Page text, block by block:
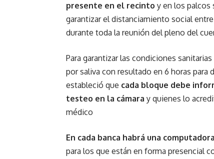
presente en el recinto y en los palcos
garantizar el distanciamiento social
durante toda la reunión del pleno del
Para garantizar las condiciones
por saliva con resultado en 6 horas para
estableció que cada bloque debe
testeo en la cámara y quienes lo
médico
En cada banca habrá una
para los que están en forma presencial